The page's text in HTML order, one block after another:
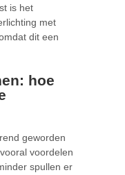
is het
met
dit een
hoe
geworden
voordelen
spullen er